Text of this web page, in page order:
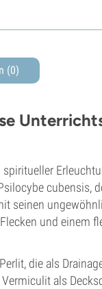
(0)
cubensis,
seinen
und einem
die als
als